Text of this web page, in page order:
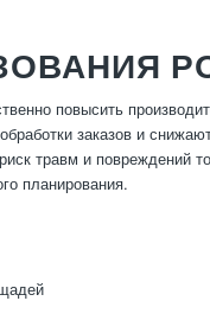
повысить
заказов и
травм и повреждений
планирования.